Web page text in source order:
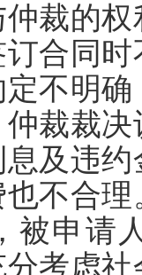
裁的
合同
不明
裁裁
及违
也不合
被申请
考虑